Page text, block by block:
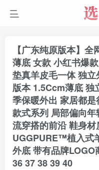
【广东纯原版本】
薄底 女款 小红书爆
垫真羊皮毛一体 独
版本 1.5Ccm薄底 独
季保暖外出 家居都
款式系列 局部偏向
流穿搭的前沿 鞋身
UGGPURE™植入式
外底 带有品牌
36 37 38 39 40